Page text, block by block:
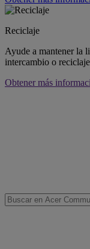
Reciclaje
Ayude a mantener la
intercambio o
Obtener más